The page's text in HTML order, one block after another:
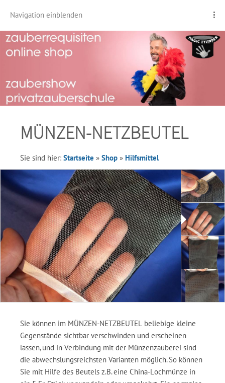
Navigation einblenden
MÜNZEN-NETZBEUTEL
Sie sind hier: Startseite » Shop » Hilfsmittel
Sie können im MÜNZEN-NETZBEUTEL beliebige kleine
Gegenstände sichtbar verschwinden und erscheinen
lassen, und in Verbindung mit der Münzenzauberei sind
die abwechslungsreichsten Varianten möglich. So können
Sie mit Hilfe des Beutels z.B. eine China-Lochmünze in